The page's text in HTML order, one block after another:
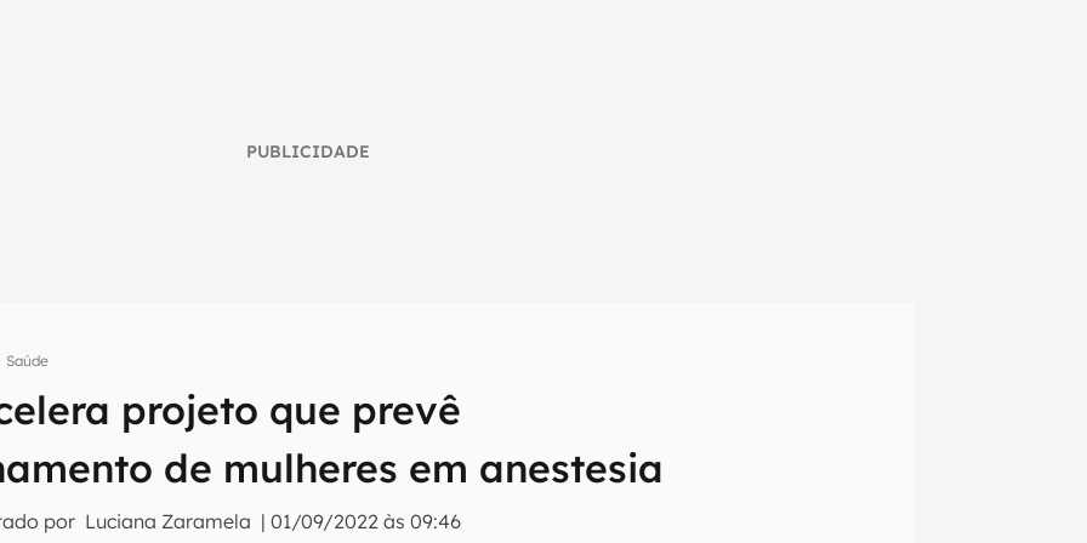
PUBLICIDADE
Saúde
projeto que prevê
de mulheres em anestesia
por Luciana Zaramela |01/09/2022 às 09:46
inteligente do mundo tech!
do Canaltech e receba notícias e reviews sobre tecnologia em primeira